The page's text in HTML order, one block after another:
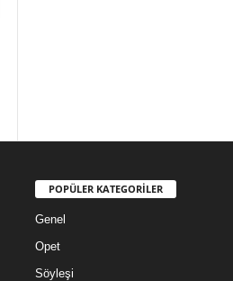
POPÜLER KATEGORİLER
Genel
Opet
Söyleşi